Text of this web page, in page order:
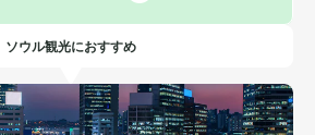
ソウル観光におすすめ